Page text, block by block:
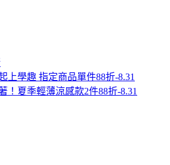
上學趣 指定商品單件88折-8.31
！夏季輕薄涼感款2件88折-8.31